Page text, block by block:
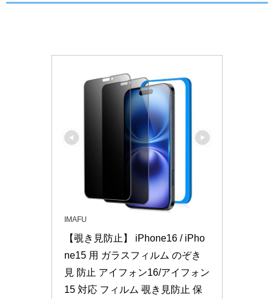
IMAFU
【覗き見防止】 iPhone16 / iPho
ne15 用 ガラスフィルム のぞき
見 防止 アイフォン16/アイフォン
15 対応 フィルム 覗き見防止 保